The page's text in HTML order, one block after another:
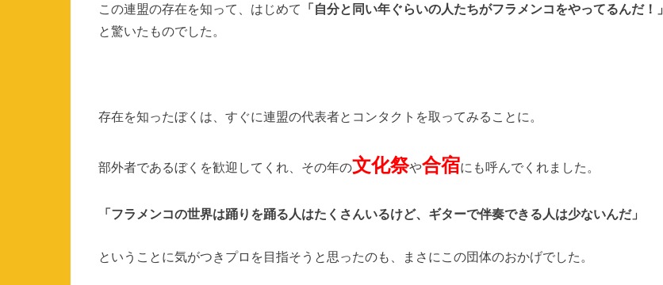
この連盟の存在を知って、はじめて
「自分と同い年ぐらいの人たちがフラメンコをやってるんだ！」
と驚いたものでした。
存在を知ったぼくは、すぐに連盟の代表者とコンタクトを取ってみることに。
部外者であるぼくを歓迎してくれ、その年の文化祭や合宿にも呼んでくれました。
「フラメンコの世界は踊りを踊る人はたくさんいるけど、ギターで伴奏できる人は少ないんだ」
ということに気がつきプロを目指そうと思ったのも、まさにこの団体のおかげでした。